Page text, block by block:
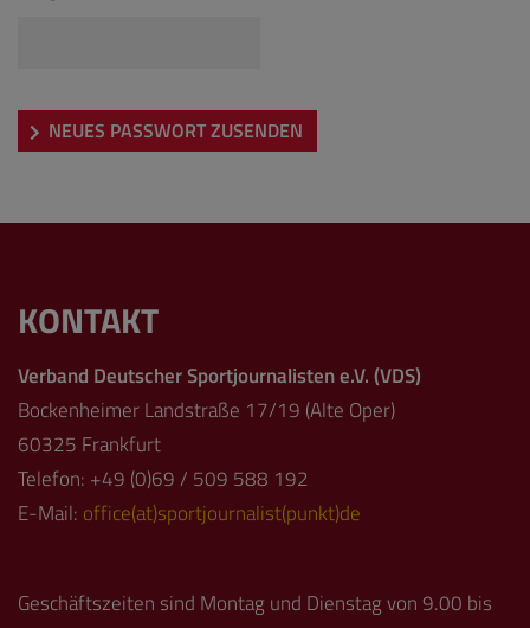
NEUES PASSWORT ZUSENDEN
KONTAKT
Verband Deutscher Sportjournalisten e.V. (VDS)
Bockenheimer Landstraße 17/19 (Alte Oper)
60325 Frankfurt
Telefon: +49 (0)69 / 509 588 192
E-Mail: office(at)sportjournalist(punkt)de
Geschäftszeiten sind Montag und Dienstag von 9.00 bis